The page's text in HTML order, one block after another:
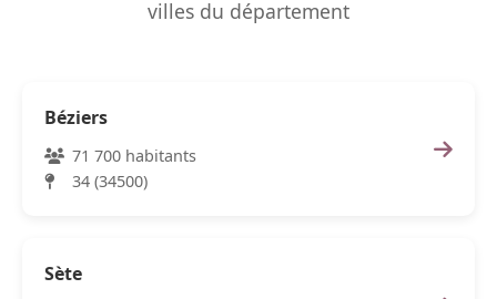
villes du département
Béziers
71 700 habitants
34 (34500)
Sète